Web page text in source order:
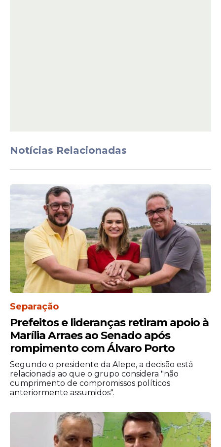
View this post on Instagram
Governo Raquel Lyra
apresentou que o governo de Raquel Lyra
(PSD) tem 61,3% deaprovaçãodos
pernambucanos. Por outro lado, o
principal nome da oposição, o ex-prefeito
do Recife João Campos (PSB), enfrenta o
desafio de uma rejeição que atinge 30,1%
dos votos válidos.
consolidação da imagem da governadora,
cujas ações em áreas como segurança
pública e infraestrutura parecem ter
Notícias Relacionadas
Separação
Prefeitos e lideranças retiram apoio à
Marília Arraes ao Senado após
rompimento com Álvaro Porto
Segundo o presidente da Alepe, a decisão está
relacionada ao que o grupo considera "não
cumprimento de compromissos políticos
anteriormente assumidos".